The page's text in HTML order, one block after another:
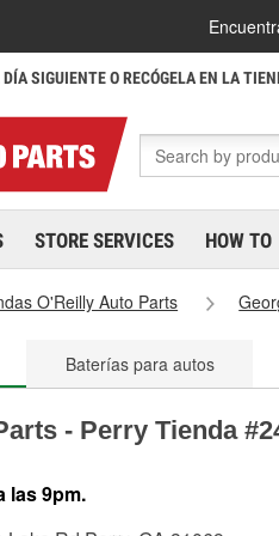
SIGUIENTE O RECÓGELA EN LA
STORE SERVICES HOW TO
O'Reilly Auto Parts
Baterías para autos
- Perry Tienda
las 9pm.